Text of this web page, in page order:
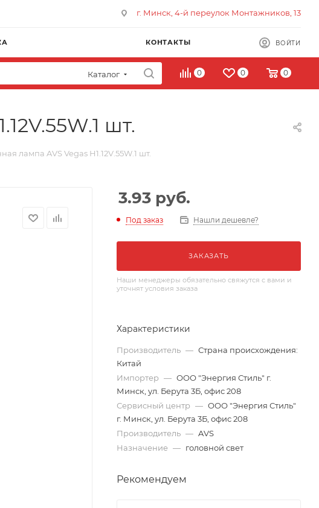
г. Минск, 4-й переулок Монтажников, 13
КОНТАКТЫ ВОЙТИ
Каталог 0 0 0
шт.
лампа AVS Vegas H1.12V.55W.1 шт.
3.93 руб.
Под заказ Нашли дешевле?
ЗАКАЗАТЬ
Наши менеджеры обязательно свяжутся с вами и
уточнят условия заказа
Характеристики
Производитель — Страна происхождения:
Китай
Импортер — ООО "Энергия Стиль" г.
Минск, ул. Берута 3Б, офис 208
Сервисный центр — ООО "Энергия Стиль"
г. Минск, ул. Берута 3Б, офис 208
Производитель — AVS
Назначение — головной свет
Рекомендуем